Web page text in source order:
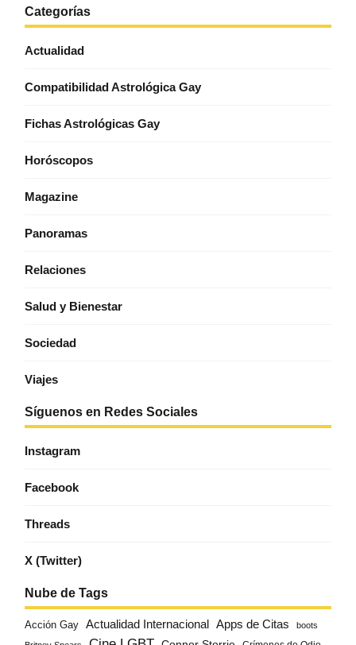
Categorías
Actualidad
Compatibilidad Astrológica Gay
Fichas Astrológicas Gay
Horóscopos
Magazine
Panoramas
Relaciones
Salud y Bienestar
Sociedad
Viajes
Síguenos en Redes Sociales
Instagram
Facebook
Threads
X (Twitter)
Nube de Tags
Acción Gay Actualidad Internacional Apps de Citas boots